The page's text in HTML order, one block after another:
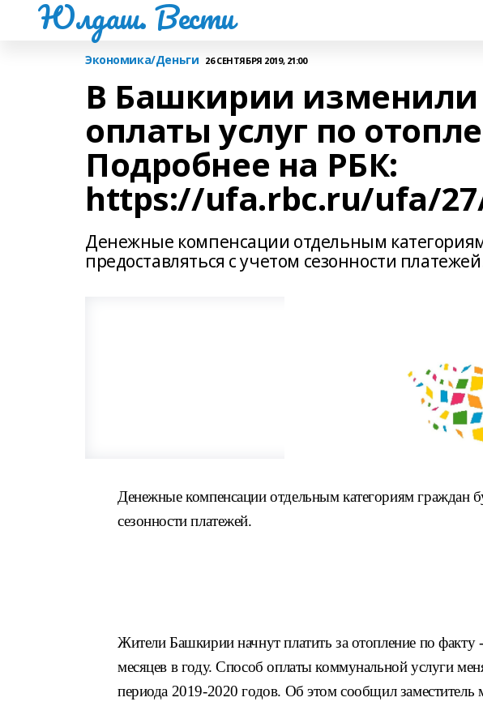
Юлдаш. Вести
Экономика/Деньги 26 СЕНТЯБРЯ 2019, 21:00
В Башкирии изменили
оплаты услуг по
Подробнее на РБК:
https://ufa.rbc.ru/ufa/27/
Денежные компенсации отдельным
предоставляться с учетом сезонности
Денежные компенсации отдельным категориям граждан
сезонности платежей.
Жители Башкирии начнут платить за отопление по факту
месяцев в году. Способ оплаты коммунальной услуги
периода 2019-2020 годов. Об этом сообщил